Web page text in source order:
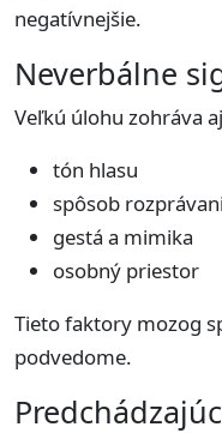
negatívnejšie.
Neverbálne
Veľkú úlohu zohráva
tón hlasu
spôsob
gestá a mimika
osobný priestor
Tieto faktory mozog
podvedome.